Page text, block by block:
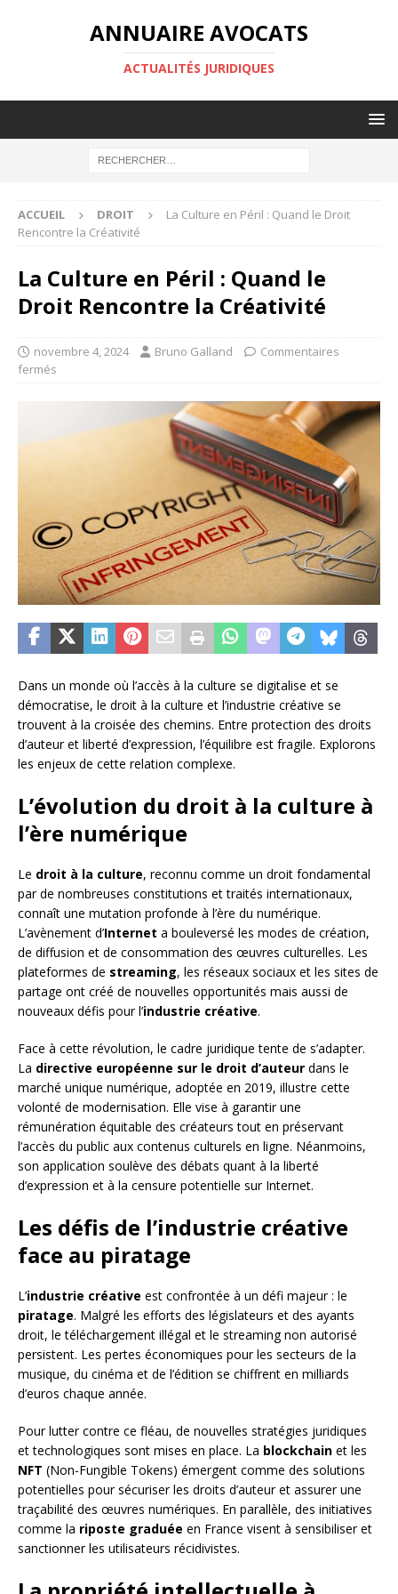
ANNUAIRE AVOCATS
ACTUALITÉS JURIDIQUES
ACCUEIL DROIT
La Culture en Péril : Quand le Droit
Rencontre la Créativité
La Culture en Péril : Quand le
Droit Rencontre la Créativité
novembre 4, 2024 Bruno Galland
Commentaires
fermés
Dans un monde où l’accès à la culture se digitalise et se
démocratise, le droit à la culture et l’industrie créative se
trouvent à la croisée des chemins. Entre protection des droits
d’auteur et liberté d’expression, l’équilibre est fragile. Explorons
les enjeux de cette relation complexe.
L’évolution du droit à la culture à
l’ère numérique
Le droit à la culture, reconnu comme un droit fondamental
par de nombreuses constitutions et traités internationaux,
connaît une mutation profonde à l’ère du numérique.
L’avènement d’Internet a bouleversé les modes de création,
de diffusion et de consommation des œuvres culturelles. Les
plateformes de streaming, les réseaux sociaux et les sites de
partage ont créé de nouvelles opportunités mais aussi de
nouveaux défis pour l’industrie créative.
Face à cette révolution, le cadre juridique tente de s’adapter.
La directive européenne sur le droit d’auteur dans le
marché unique numérique, adoptée en 2019, illustre cette
volonté de modernisation. Elle vise à garantir une
rémunération équitable des créateurs tout en préservant
l’accès du public aux contenus culturels en ligne. Néanmoins,
son application soulève des débats quant à la liberté
d’expression et à la censure potentielle sur Internet.
Les défis de l’industrie créative
face au piratage
L’industrie créative est confrontée à un défi majeur : le
piratage. Malgré les efforts des législateurs et des ayants
droit, le téléchargement illégal et le streaming non autorisé
persistent. Les pertes économiques pour les secteurs de la
musique, du cinéma et de l’édition se chiffrent en milliards
d’euros chaque année.
Pour lutter contre ce fléau, de nouvelles stratégies juridiques
et technologiques sont mises en place. La blockchain et les
NFT (Non-Fungible Tokens) émergent comme des solutions
potentielles pour sécuriser les droits d’auteur et assurer une
traçabilité des œuvres numériques. En parallèle, des initiatives
comme la riposte graduée en France visent à sensibiliser et
sanctionner les utilisateurs récidivistes.